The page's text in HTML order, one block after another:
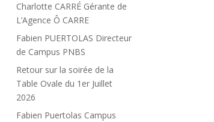
Charlotte CARRÉ Gérante de
L’Agence Ô CARRE
Fabien PUERTOLAS Directeur
de Campus PNBS
Retour sur la soirée de la
Table Ovale du 1er Juillet
2026
Fabien Puertolas Campus